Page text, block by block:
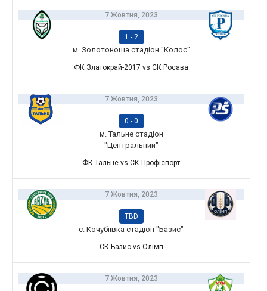
7 Жовтня, 2023
1 - 2
м. Золотоноша стадіон "Колос"
ФК Златокрай-2017 vs СК Росава
7 Жовтня, 2023
0 - 0
м. Тальне стадіон
"Центральний"
ФК Тальне vs СК Профіспорт
7 Жовтня, 2023
TBD
с. Кочубіївка стадіон "Базис"
СК Базис vs Олімп
7 Жовтня, 2023